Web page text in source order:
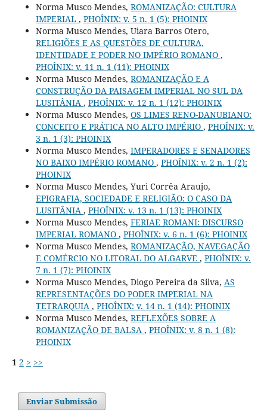
Norma Musco Mendes, ROMANIZAÇÃO: CULTURA
IMPERIAL , PHOÎNIX: v. 5 n. 1 (5): PHOINIX
Norma Musco Mendes, Uiara Barros Otero,
RELIGIÕES E AS QUESTÕES DE CULTURA,
IDENTIDADE E PODER NO IMPÉRIO ROMANO ,
PHOÎNIX: v. 11 n. 1 (11): PHOINIX
Norma Musco Mendes, ROMANIZAÇÃO E A
CONSTRUÇÃO DA PAISAGEM IMPERIAL NO SUL DA
LUSITÂNIA , PHOÎNIX: v. 12 n. 1 (12): PHOINIX
Norma Musco Mendes, OS LIMES RENO-DANUBIANO:
CONCEITO E PRÁTICA NO ALTO IMPÉRIO , PHOÎNIX: v.
3 n. 1 (3): PHOINIX
Norma Musco Mendes, IMPERADORES E SENADORES
NO BAIXO IMPÉRIO ROMANO , PHOÎNIX: v. 2 n. 1 (2):
PHOINIX
Norma Musco Mendes, Yuri Corrêa Araujo,
EPIGRAFIA, SOCIEDADE E RELIGIÃO: O CASO DA
LUSITÂNIA , PHOÎNIX: v. 13 n. 1 (13): PHOINIX
Norma Musco Mendes, FERIAE ROMANI: DISCURSO
IMPERIAL ROMANO , PHOÎNIX: v. 6 n. 1 (6): PHOINIX
Norma Musco Mendes, ROMANIZAÇÃO, NAVEGAÇÃO
E COMÉRCIO NO LITORAL DO ALGARVE , PHOÎNIX: v.
7 n. 1 (7): PHOINIX
Norma Musco Mendes, Diogo Pereira da Silva, AS
REPRESENTAÇÕES DO PODER IMPERIAL NA
TETRARQUIA , PHOÎNIX: v. 14 n. 1 (14): PHOINIX
Norma Musco Mendes, REFLEXÕES SOBRE A
ROMANIZAÇÃO DE BALSA , PHOÎNIX: v. 8 n. 1 (8):
PHOINIX
1 2 > >>
Enviar Submissão